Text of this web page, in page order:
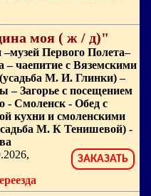
моя ( ж / д)"
Первого Полета–
– чаепитие с Вяземскими
М. И. Глинки) –
– Загорье с посещением
- Смоленск - Обед с
кухни и смоленскими
М. К Тенишевой) -
ЗАКАЗАТЬ